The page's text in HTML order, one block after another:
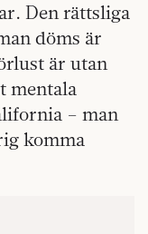
Den rättsliga
döms är
är utan
mentala
– man
komma